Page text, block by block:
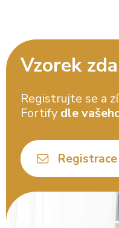
Vzorek
Registrujte se a
Fortify dle
Registrace